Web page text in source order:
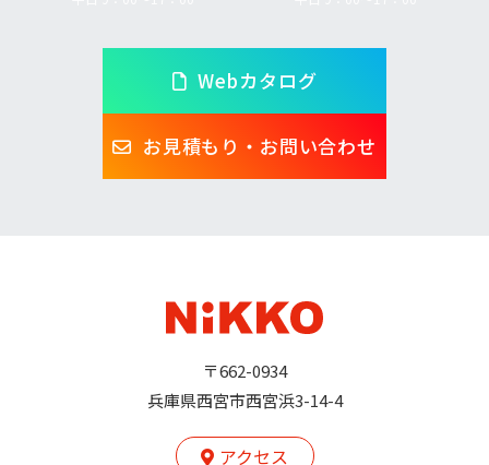
Webカタログ
お見積もり・お問い合わせ
〒662-0934
兵庫県西宮市西宮浜3-14-4
アクセス